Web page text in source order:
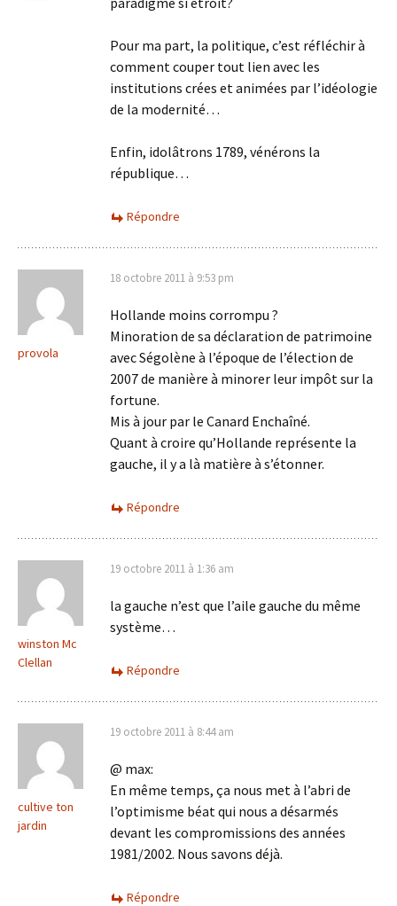
Pour ma part, la politique, c’est réfléchir à
comment couper tout lien avec les
institutions crées et animées par l’idéologie
de la modernité…
Enfin, idolâtrons 1789, vénérons la
république…
Répondre
provola
18 octobre 2011 à 9:53 pm
Hollande moins corrompu ?
Minoration de sa déclaration de patrimoine
avec Ségolène à l’époque de l’élection de
2007 de manière à minorer leur impôt sur la
fortune.
Mis à jour par le Canard Enchaîné.
Quant à croire qu’Hollande représente la
gauche, il y a là matière à s’étonner.
Répondre
winston Mc
Clellan
19 octobre 2011 à 1:36 am
la gauche n’est que l’aile gauche du même
système…
Répondre
cultive ton
jardin
19 octobre 2011 à 8:44 am
@ max:
En même temps, ça nous met à l’abri de
l’optimisme béat qui nous a désarmés
devant les compromissions des années
1981/2002. Nous savons déjà.
Répondre